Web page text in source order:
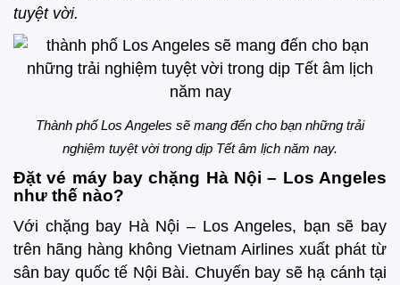
tuyệt vời.
Thành phố Los Angeles sẽ mang đến cho bạn những trải
nghiệm tuyệt vời trong dịp Tết âm lịch năm nay.
Đặt vé máy bay chặng Hà Nội – Los Angeles
như thế nào?
Với chặng bay Hà Nội – Los Angeles, bạn sẽ bay
trên hãng hàng không Vietnam Airlines xuất phát từ
sân bay quốc tế Nội Bài. Chuyến bay sẽ hạ cánh tại